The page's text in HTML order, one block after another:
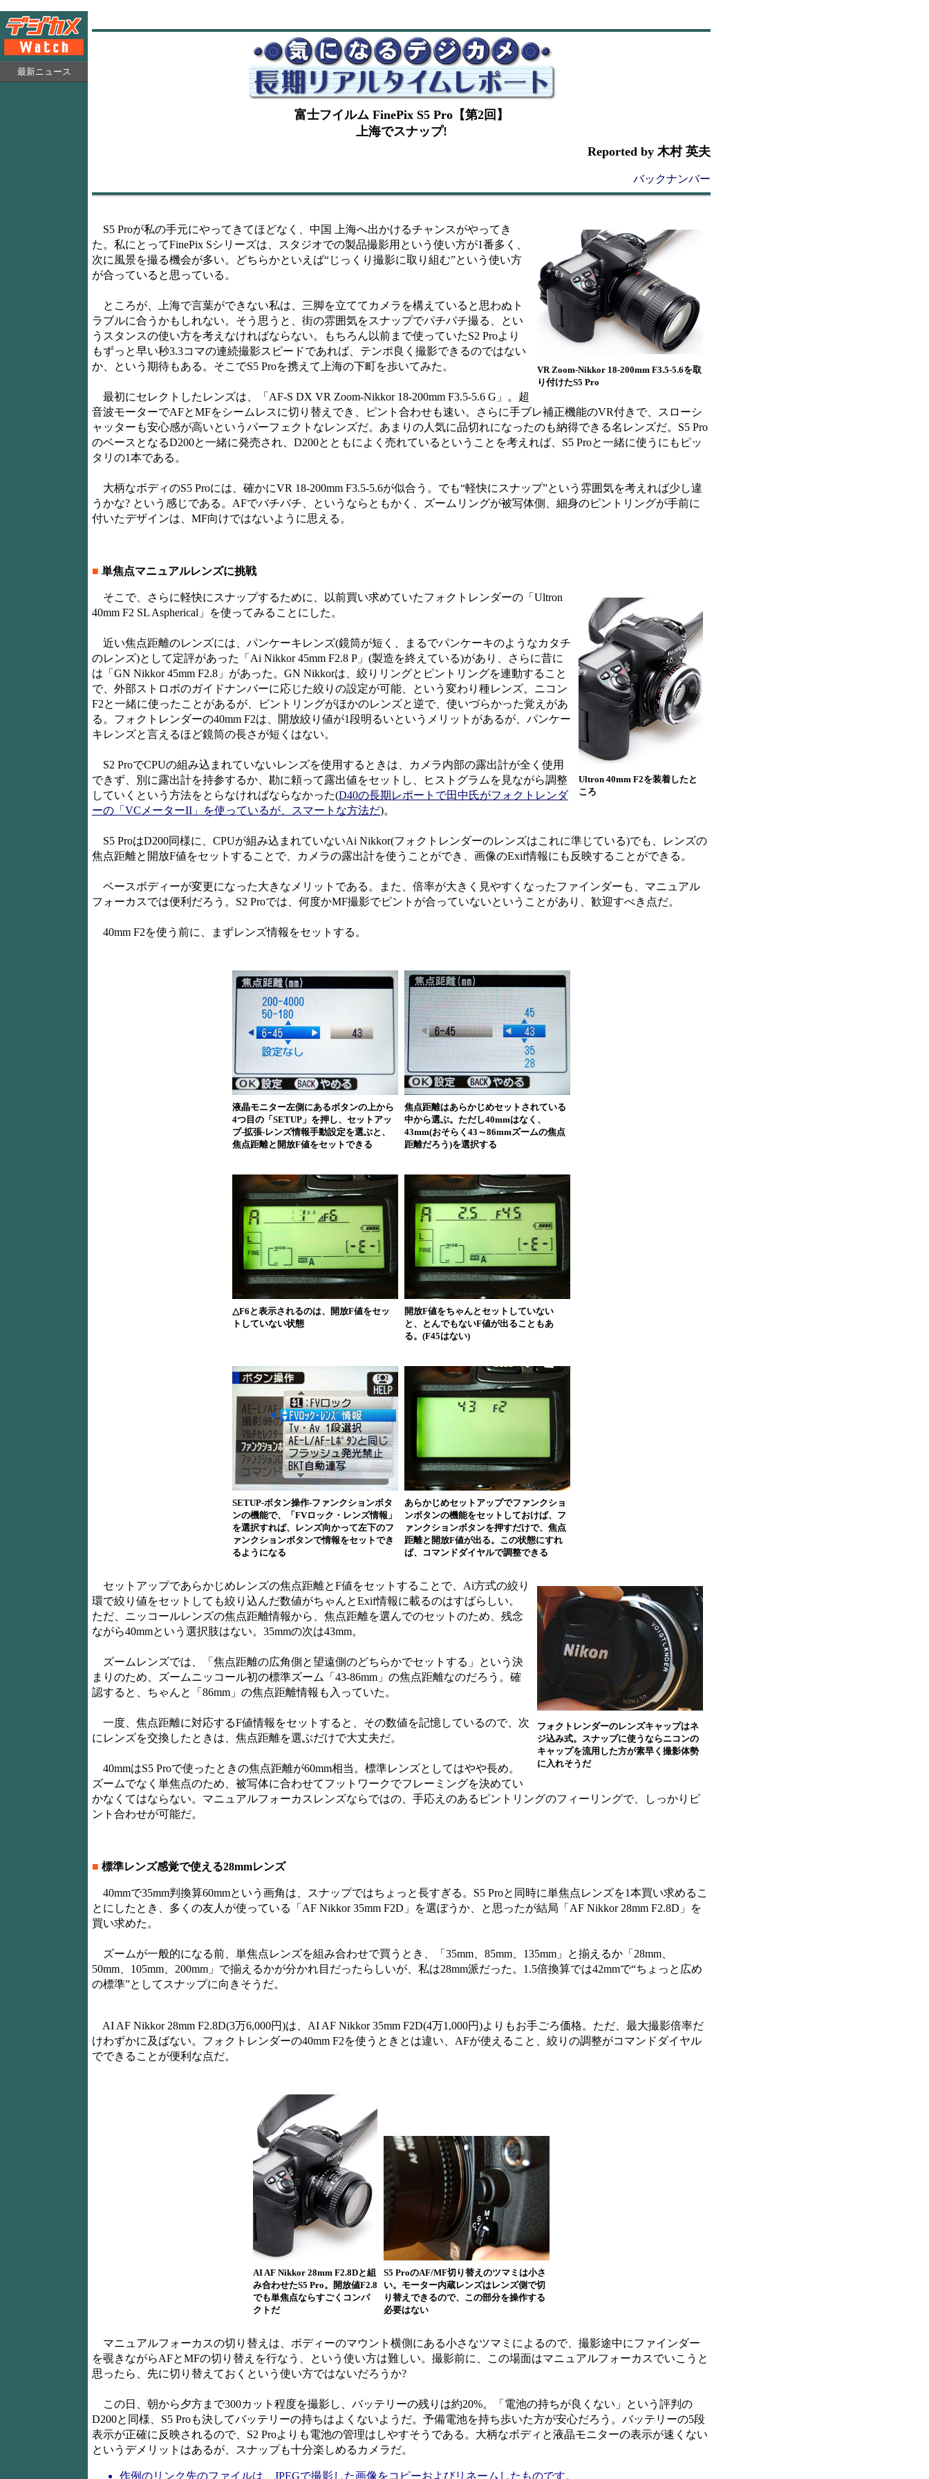
最新ニュース
富士フイルム FinePix S5 Pro【第2回】
上海でスナップ!
Reported by 木村 英夫
バックナンバー
VR Zoom-Nikkor 18-200mm F3.5-5.6を取
り付けたS5 Pro
S5 Proが私の手元にやってきてほどなく、中国 上海へ出かけるチャンスがやってき
た。私にとってFinePix Sシリーズは、スタジオでの製品撮影用という使い方が1番多く、
次に風景を撮る機会が多い。どちらかといえば“じっくり撮影に取り組む”という使い方
が合っていると思っている。
ところが、上海で言葉ができない私は、三脚を立ててカメラを構えていると思わぬト
ラブルに合うかもしれない。そう思うと、街の雰囲気をスナップでパチパチ撮る、とい
うスタンスの使い方を考えなければならない。もちろん以前まで使っていたS2 Proより
もずっと早い秒3.3コマの連続撮影スピードであれば、テンポ良く撮影できるのではない
か、という期待もある。そこでS5 Proを携えて上海の下町を歩いてみた。
最初にセレクトしたレンズは、「AF-S DX VR Zoom-Nikkor 18-200mm F3.5-5.6 G」。超
音波モーターでAFとMFをシームレスに切り替えでき、ピント合わせも速い。さらに手ブレ補正機能のVR付きで、スローシ
ャッターも安心感が高いというパーフェクトなレンズだ。あまりの人気に品切れになったのも納得できる名レンズだ。S5 Pro
のベースとなるD200と一緒に発売され、D200とともによく売れているということを考えれば、S5 Proと一緒に使うにもピッ
タリの1本である。
大柄なボディのS5 Proには、確かにVR 18-200mm F3.5-5.6が似合う。でも“軽快にスナップ”という雰囲気を考えれば少し違
うかな? という感じである。AFでバチバチ、というならともかく、ズームリングが被写体側、細身のピントリングが手前に
付いたデザインは、MF向けではないように思える。
■ 単焦点マニュアルレンズに挑戦
Ultron 40mm F2を装着したと
ころ
そこで、さらに軽快にスナップするために、以前買い求めていたフォクトレンダーの「Ultron
40mm F2 SL Aspherical」を使ってみることにした。
近い焦点距離のレンズには、パンケーキレンズ(鏡筒が短く、まるでパンケーキのようなカタチ
のレンズ)として定評があった「Ai Nikkor 45mm F2.8 P」(製造を終えている)があり、さらに昔に
は「GN Nikkor 45mm F2.8」があった。GN Nikkorは、絞りリングとピントリングを連動すること
で、外部ストロボのガイドナンバーに応じた絞りの設定が可能、という変わり種レンズ。ニコン
F2と一緒に使ったことがあるが、ピントリングがほかのレンズと逆で、使いづらかった覚えがあ
る。フォクトレンダーの40mm F2は、開放絞り値が1段明るいというメリットがあるが、パンケー
キレンズと言えるほど鏡筒の長さが短くはない。
S2 ProでCPUの組み込まれていないレンズを使用するときは、カメラ内部の露出計が全く使用
できず、別に露出計を持参するか、勘に頼って露出値をセットし、ヒストグラムを見ながら調整
していくという方法をとらなければならなかった(D40の長期レポートで田中氏がフォクトレンダ
ーの「VCメーターII」を使っているが、スマートな方法だ)。
S5 ProはD200同様に、CPUが組み込まれていないAi Nikkor(フォクトレンダーのレンズはこれに準じている)でも、レンズの
焦点距離と開放F値をセットすることで、カメラの露出計を使うことができ、画像のExif情報にも反映することができる。
ベースボディーが変更になった大きなメリットである。また、倍率が大きく見やすくなったファインダーも、マニュアル
フォーカスでは便利だろう。S2 Proでは、何度かMF撮影でピントが合っていないということがあり、歓迎すべき点だ。
40mm F2を使う前に、まずレンズ情報をセットする。
液晶モニター左側にあるボタンの上から
4つ目の「SETUP」を押し、セットアッ
プ-拡張-レンズ情報手動設定を選ぶと、
焦点距離と開放F値をセットできる
焦点距離はあらかじめセットされている
中から選ぶ。ただし40mmはなく、
43mm(おそらく43～86mmズームの焦点
距離だろう)を選択する
△F6と表示されるのは、開放F値をセッ
トしていない状態
開放F値をちゃんとセットしていない
と、とんでもないF値が出ることもあ
る。(F45はない)
SETUP-ボタン操作-ファンクションボタ
ンの機能で、「FVロック・レンズ情報」
を選択すれば、レンズ向かって左下のフ
ァンクションボタンで情報をセットでき
るようになる
あらかじめセットアップでファンクショ
ンボタンの機能をセットしておけば、フ
ァンクションボタンを押すだけで、焦点
距離と開放F値が出る。この状態にすれ
ば、コマンドダイヤルで調整できる
フォクトレンダーのレンズキャップはネ
ジ込み式。スナップに使うならニコンの
キャップを流用した方が素早く撮影体勢
に入れそうだ
セットアップであらかじめレンズの焦点距離とF値をセットすることで、Ai方式の絞り
環で絞り値をセットしても絞り込んだ数値がちゃんとExif情報に載るのはすばらしい。
ただ、ニッコールレンズの焦点距離情報から、焦点距離を選んでのセットのため、残念
ながら40mmという選択肢はない。35mmの次は43mm。
ズームレンズでは、「焦点距離の広角側と望遠側のどちらかでセットする」という決
まりのため、ズームニッコール初の標準ズーム「43-86mm」の焦点距離なのだろう。確
認すると、ちゃんと「86mm」の焦点距離情報も入っていた。
一度、焦点距離に対応するF値情報をセットすると、その数値を記憶しているので、次
にレンズを交換したときは、焦点距離を選ぶだけで大丈夫だ。
40mmはS5 Proで使ったときの焦点距離が60mm相当。標準レンズとしてはやや長め。
ズームでなく単焦点のため、被写体に合わせてフットワークでフレーミングを決めてい
かなくてはならない。マニュアルフォーカスレンズならではの、手応えのあるピントリングのフィーリングで、しっかりピ
ント合わせが可能だ。
■ 標準レンズ感覚で使える28mmレンズ
40mmで35mm判換算60mmという画角は、スナップではちょっと長すぎる。S5 Proと同時に単焦点レンズを1本買い求めるこ
とにしたとき、多くの友人が使っている「AF Nikkor 35mm F2D」を選ぼうか、と思ったが結局「AF Nikkor 28mm F2.8D」を
買い求めた。
ズームが一般的になる前、単焦点レンズを組み合わせで買うとき、「35mm、85mm、135mm」と揃えるか「28mm、
50mm、105mm、200mm」で揃えるかが分かれ目だったらしいが、私は28mm派だった。1.5倍換算では42mmで“ちょっと広め
の標準”としてスナップに向きそうだ。
AI AF Nikkor 28mm F2.8D(3万6,000円)は、AI AF Nikkor 35mm F2D(4万1,000円)よりもお手ごろ価格。ただ、最大撮影倍率だ
けわずかに及ばない。フォクトレンダーの40mm F2を使うときとは違い、AFが使えること、絞りの調整がコマンドダイヤル
でできることが便利な点だ。
AI AF Nikkor 28mm F2.8Dと組
み合わせたS5 Pro。開放値F2.8
でも単焦点ならすごくコンパ
クトだ
S5 ProのAF/MF切り替えのツマミは小さ
い。モーター内蔵レンズはレンズ側で切
り替えできるので、この部分を操作する
必要はない
マニュアルフォーカスの切り替えは、ボディーのマウント横側にある小さなツマミによるので、撮影途中にファインダー
を覗きながらAFとMFの切り替えを行なう、という使い方は難しい。撮影前に、この場面はマニュアルフォーカスでいこうと
思ったら、先に切り替えておくという使い方ではないだろうか?
この日、朝から夕方まで300カット程度を撮影し、バッテリーの残りは約20%。「電池の持ちが良くない」という評判の
D200と同様、S5 Proも決してバッテリーの持ちはよくないようだ。予備電池を持ち歩いた方が安心だろう。バッテリーの5段
表示が正確に反映されるので、S2 Proよりも電池の管理はしやすそうである。大柄なボディと液晶モニターの表示が速くない
というデメリットはあるが、スナップも十分楽しめるカメラだ。
作例のリンク先のファイルは、JPEGで撮影した画像をコピーおよびリネームしたものです。